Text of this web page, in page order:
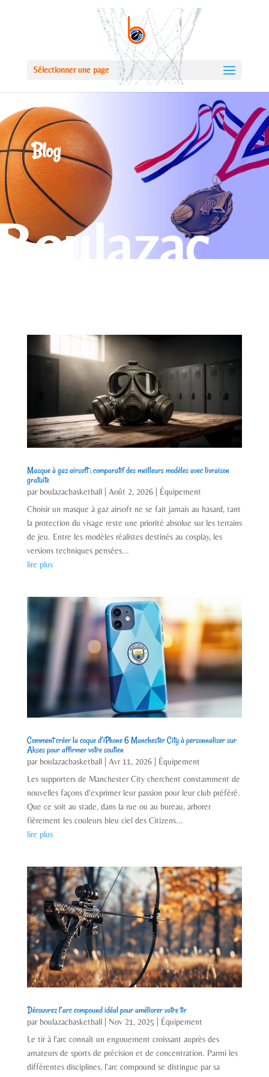
Sélectionner une page
Blog
Masque à gaz airsoft : comparatif des meilleurs modèles avec livraison
gratuite
par boulazacbasketball| Août 2, 2026| Équipement
Choisir un masque à gaz airsoft ne se fait jamais au hasard, tant
la protection du visage reste une priorité absolue sur les terrains
de jeu. Entre les modèles réalistes destinés au cosplay, les
versions techniques pensées...
lire plus
Comment créer la coque d’iPhone 6 Manchester City à personnaliser sur
Akses pour affirmer votre soutien
par boulazacbasketball| Avr 11, 2026| Équipement
Les supporters de Manchester City cherchent constamment de
nouvelles façons d'exprimer leur passion pour leur club préféré.
Que ce soit au stade, dans la rue ou au bureau, arborer
fièrement les couleurs bleu ciel des Citizens...
lire plus
Découvrez l’arc compound idéal pour améliorer votre tir
par boulazacbasketball| Nov 21, 2025
Équipement
Le tir à l'arc connaît un engouement croissant auprès des
amateurs de sports de précision et de concentration. Parmi les
différentes disciplines, l'arc compound se distingue par sa